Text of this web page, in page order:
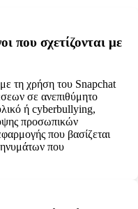
που σχετίζονται με
με τη χρήση του Snapchat
σε ανεπιθύμητο
ή cyberbullying,
προσωπικών
που βασίζεται
που